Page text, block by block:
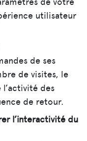
utilisateur
de ses
de visites, le
l’activité des
de retour.
l’interactivité du